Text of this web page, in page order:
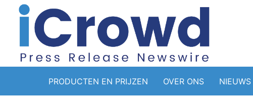
PRODUCTEN EN PRIJZEN OVER ONS NIEUWS